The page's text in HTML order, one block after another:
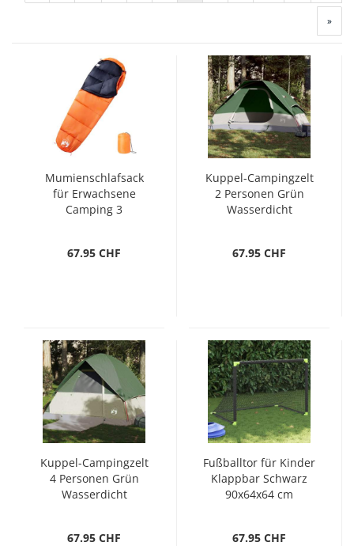
»
Mumienschlafsack
für Erwachsene
Camping 3
67.95 CHF
Kuppel-Campingzelt
2 Personen Grün
Wasserdicht
67.95 CHF
Kuppel-Campingzelt
4 Personen Grün
Wasserdicht
67.95 CHF
Fußballtor für Kinder
Klappbar Schwarz
90x64x64 cm
67.95 CHF